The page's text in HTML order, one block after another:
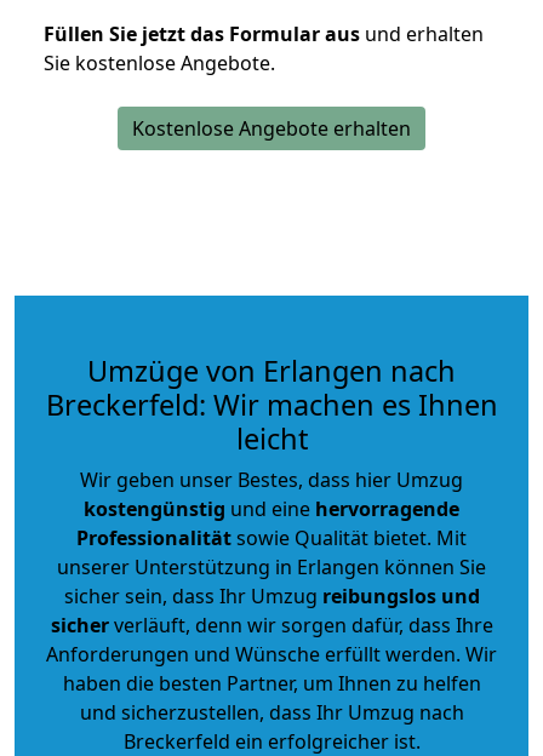
Füllen Sie jetzt das Formular aus und erhalten
Sie kostenlose Angebote.
Kostenlose Angebote erhalten
Umzüge von Erlangen nach
Breckerfeld: Wir machen es Ihnen
leicht
Wir geben unser Bestes, dass hier Umzug
kostengünstig und eine hervorragende
Professionalitätsowie Qualität bietet. Mit
unserer Unterstützung in Erlangen können Sie
sicher sein, dass Ihr Umzug reibungslos und
sicherverläuft, denn wir sorgen dafür, dass Ihre
Anforderungen und Wünsche erfüllt werden. Wir
haben die besten Partner, um Ihnen zu helfen
und sicherzustellen, dass Ihr Umzug nach
Breckerfeld ein erfolgreicher ist.